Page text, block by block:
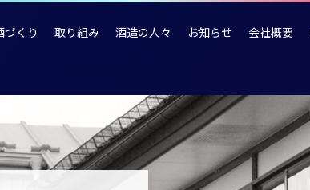
づくり 取り組み 酒造の人々 お知らせ 会社概要